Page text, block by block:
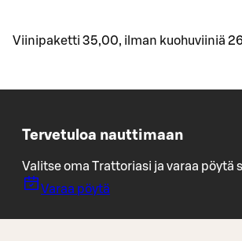
Viinipaketti 35,00, ilman kuohuviiniä
Tervetuloa nauttimaan
Valitse oma Trattoriasi ja varaa pöytä
Varaa pöytä